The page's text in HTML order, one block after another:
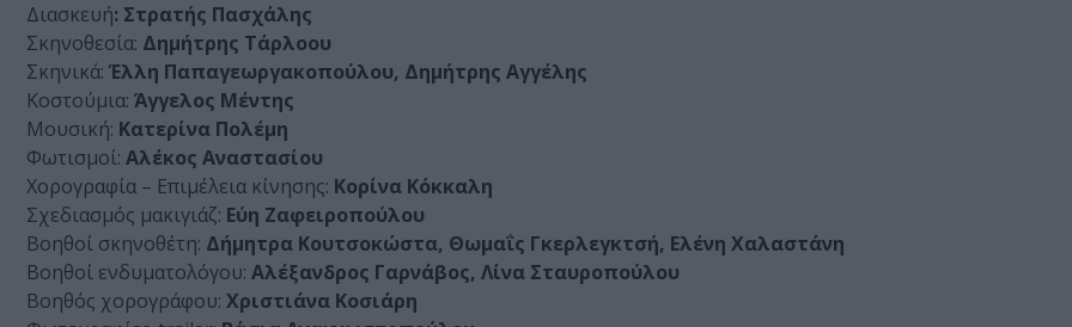
Διασκευή: Στρατής Πασχάλης
Σκηνοθεσία: Δημήτρης Τάρλοου
Σκηνικά: Έλλη Παπαγεωργακοπούλου, Δημήτρης Αγγέλης
Κοστούμια: Άγγελος Μέντης
Μουσική: Κατερίνα Πολέμη
Φωτισμοί: Αλέκος Αναστασίου
Χορογραφία – Επιμέλεια κίνησης: Κορίνα Κόκκαλη
Σχεδιασμός μακιγιάζ: Εύη Ζαφειροπούλου
Βοηθοί σκηνοθέτη: Δήμητρα Κουτσοκώστα, Θωμαΐς Γκερλεγκτσή, Ελένη Χαλαστάνη
Βοηθοί ενδυματολόγου: Αλέξανδρος Γαρνάβος, Λίνα Σταυροπούλου
Βοηθός χορογράφου: Χριστιάνα Κοσιάρη